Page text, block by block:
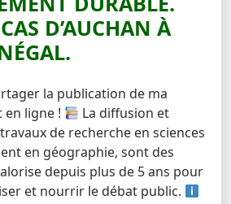
D’AUCHAN À
la publication de ma
ligne !
La diffusion et
de recherche en sciences
en géographie, sont des
depuis plus de 5 ans pour
et nourrir le débat public.